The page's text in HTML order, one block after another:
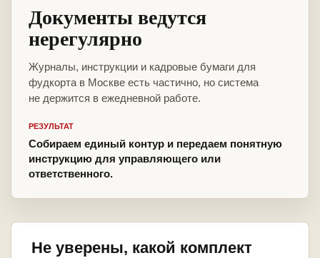
Документы ведутся
нерегулярно
Журналы, инструкции и кадровые бумаги для
фудкорта в Москве есть частично, но система
не держится в ежедневной работе.
РЕЗУЛЬТАТ
Собираем единый контур и передаем понятную
инструкцию для управляющего или
ответственного.
Не уверены, какой комплект